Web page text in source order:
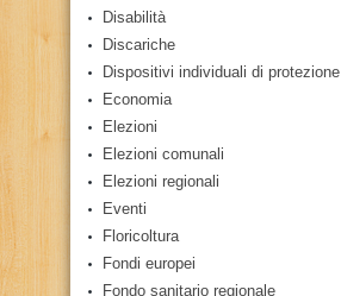
Disabilità
Discariche
Dispositivi individuali di protezione
Economia
Elezioni
Elezioni comunali
Elezioni regionali
Eventi
Floricoltura
Fondi europei
Fondo sanitario regionale